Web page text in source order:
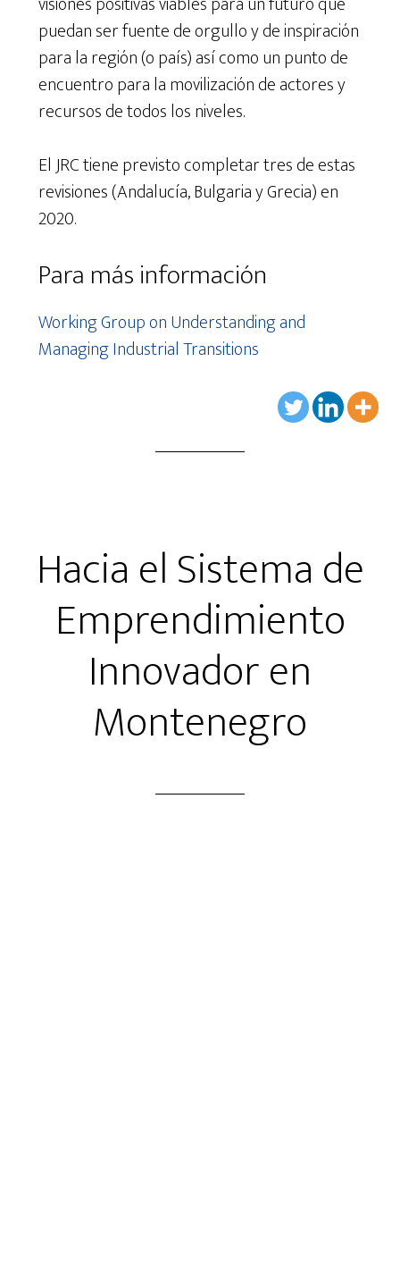
puedan ser fuente de orgullo y de inspiración
para la región (o país) así como un punto de
encuentro para la movilización de actores y
recursos de todos los niveles.
El JRC tiene previsto completar tres de estas
revisiones (Andalucía, Bulgaria y Grecia) en
2020.
Para más información
Working Group on Understanding and
Managing Industrial Transitions
Hacia el Sistema de
Emprendimiento
Innovador en
Montenegro